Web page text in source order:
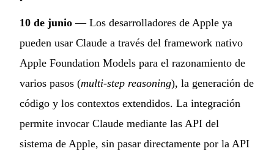
10 de junio — Los desarrolladores de Apple ya
pueden usar Claude a través del framework nativo
Apple Foundation Models para el razonamiento de
varios pasos (multi-step reasoning), la generación de
código y los contextos extendidos. La integración
permite invocar Claude mediante las API del
sistema de Apple, sin pasar directamente por la API